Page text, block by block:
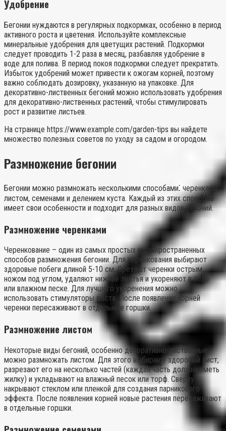
Удобрение
Бегонии нуждаются в регулярных подкормках, особенно в период
активного роста и цветения. Используйте комплексные
минеральные удобрения для цветущих растений. Подкормки
следует проводить 1-2 раза в месяц, разбавляя удобрение в
воде для полива. В период покоя подкормки следует прекратить.
Избыток удобрений может привести к ожогам корней, поэтому
важно соблюдать дозировку, указанную на упаковке. Для
декоративно-лиственных бегоний можно использовать удобрения
для декоративно-лиственных растений, чтобы стимулировать
рост и развитие листьев.
На странице https://www.example.com/garden-tips вы найдете
множество полезных советов по уходу за садом и огородом.
Размножение бегонии
Бегонии можно размножать несколькими способами⁚ черенками,
листом, семенами и делением куста. Каждый из этих способов
имеет свои особенности и подходит для разных видов бегоний.
Размножение черенками
Черенкование – один из самых простых и распространенных
способов размножения бегонии. Для черенкования выбирают
здоровые побеги длиной 5-10 см. Срезают черенки острым
ножом под углом, удаляют нижние листья и укореняют в воде
или влажном песке. Для лучшего укоренения можно
использовать стимуляторы роста. После появления корней
черенки пересаживают в отдельные горшки.
Размножение листом
Некоторые виды бегоний, особенно декоративно-лиственные,
можно размножать листом. Для этого выбирают здоровый лист,
разрезают его на несколько частей (каждая часть должна иметь
жилку) и укладывают на влажный песок или торф. Сверху
накрывают стеклом или пленкой для создания парникового
эффекта. После появления корней новые растения пересаживают
в отдельные горшки.